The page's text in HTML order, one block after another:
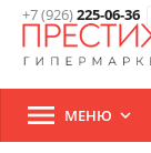
+7 (926)225-06-36
 МЕНЮ 